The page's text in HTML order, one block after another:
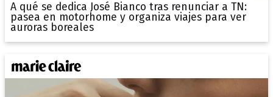
A qué se dedica José Bianco tras renunciar a TN:
pasea en motorhome y organiza viajes para ver
auroras boreales